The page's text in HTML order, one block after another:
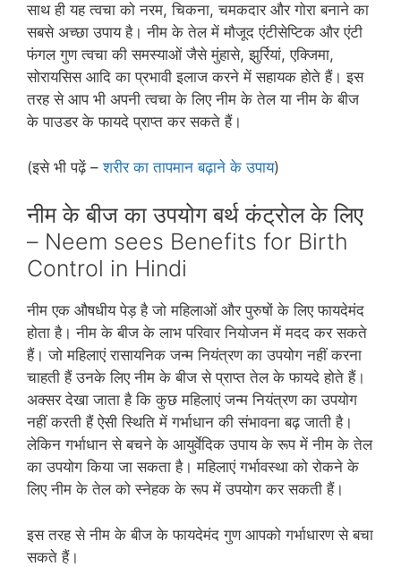
साथ ही यह त्‍वचा को नरम, चिकना, चमकदार और गोरा बनाने का
सबसे अच्‍छा उपाय है। नीम के तेल में मौजूद एंटीसेप्टिक और एंटी
फंगल गुण त्‍वचा की समस्‍याओं जैसे मुंहासे, झुर्रियां, एक्जिमा,
सोरायसिस आदि का प्रभावी इलाज करने में सहायक होते हैं। इस
तरह से आप भी अपनी त्‍वचा के लिए नीम के तेल या नीम के बीज
के पाउडर के फायदे प्राप्‍त कर सकते हैं।
(इसे भी पढ़ें –शरीर का तापमान बढ़ाने के उपाय)
नीम के बीज का उपयोग बर्थ कंट्रोल के लिए
– Neem sees Benefits for Birth
Control in Hindi
नीम एक औषधीय पेड़ है जो महिलाओं और पुरुषों के लिए फायदेमंद
होता है। नीम के बीज के लाभ परिवार नियोजन में मदद कर सकते
हैं। जो महिलाएं रासायनिक जन्‍म नियंत्रण का उपयोग नहीं करना
चाहती हैं उनके लिए नीम के बीज से प्राप्‍त तेल के फायदे होते हैं।
अक्‍सर देखा जाता है कि कुछ महिलाएं जन्‍म नियंत्रण का उपयोग
नहीं करती हैं ऐसी स्थिति में गर्भाधान की संभावना बढ़ जाती है।
लेकिन गर्भाधान से बचने के आयुर्वेदिक उपाय के रूप में नीम के तेल
का उपयोग किया जा सकता है। महिलाएं गर्भावस्‍था को रोकने के
लिए नीम के तेल को स्‍नेहक के रूप में उपयोग कर सकती हैं।
इस तरह से नीम के बीज के फायदेमंद गुण आपको गर्भाधारण से बचा
सकते हैं।